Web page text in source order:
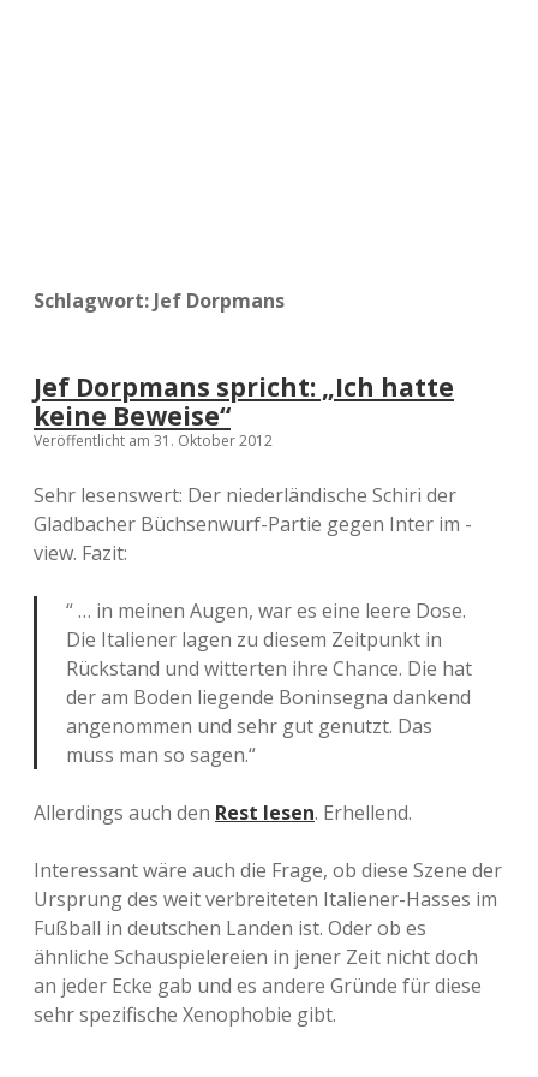
Schlagwort: Jef Dorpmans
Jef Dorpmans spricht: „Ich hatte
keine Beweise“
Veröffentlicht am 31. Oktober 2012
Sehr lesenswert: Der niederländische Schiri der
Gladbacher Büchsenwurf-Partie gegen Inter im -
view. Fazit:
“ … in meinen Augen, war es eine leere Dose.
Die Italiener lagen zu diesem Zeitpunkt in
Rückstand und witterten ihre Chance. Die hat
der am Boden liegende Boninsegna dankend
angenommen und sehr gut genutzt. Das
muss man so sagen.“
Allerdings auch den Rest lesen. Erhellend.
Interessant wäre auch die Frage, ob diese Szene der
Ursprung des weit verbreiteten Italiener-Hasses im
Fußball in deutschen Landen ist. Oder ob es
ähnliche Schauspielereien in jener Zeit nicht doch
an jeder Ecke gab und es andere Gründe für diese
sehr spezifische Xenophobie gibt.